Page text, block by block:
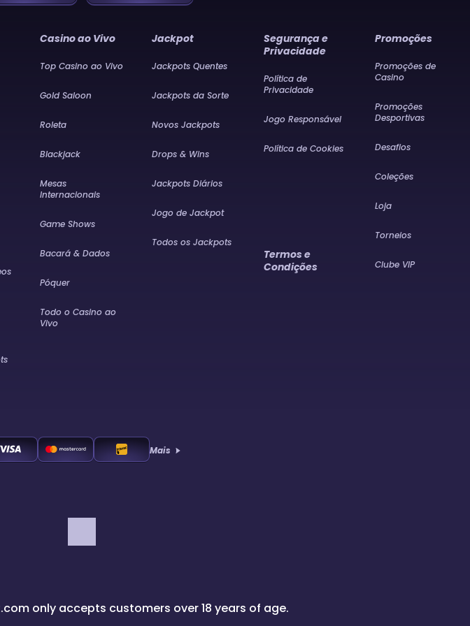
Casino ao Vivo
Top Casino ao Vivo
Gold Saloon
Roleta
Blackjack
Mesas
Internacionais
Game Shows
Bacará & Dados
Póquer
Todo o Casino ao
Vivo
Jackpot
Jackpots Quentes
Jackpots da Sorte
Novos Jackpots
Drops & Wins
Jackpots Diários
Jogo de Jackpot
Todos os Jackpots
Segurança e
Privacidade
Política de
Privacidade
Jogo Responsável
Política de Cookies
Termos e
Condições
Promoções
Promoções de
Casino
Promoções
Desportivas
Desafios
Coleções
Loja
Torneios
Clube VIP
Mais
only accepts customers over 18 years of age.